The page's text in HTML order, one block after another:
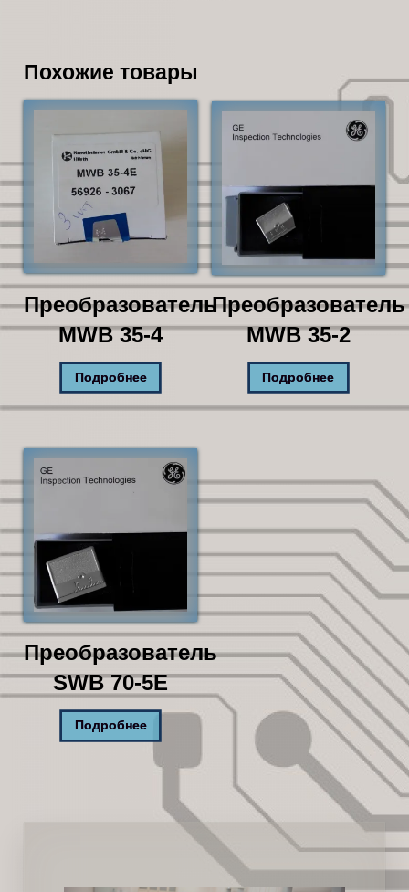
Похожие товары
Преобразователь
MWB 35-4
Подробнее
Преобразователь
MWB 35-2
Подробнее
Преобразователь
SWB 70-5E
Подробнее